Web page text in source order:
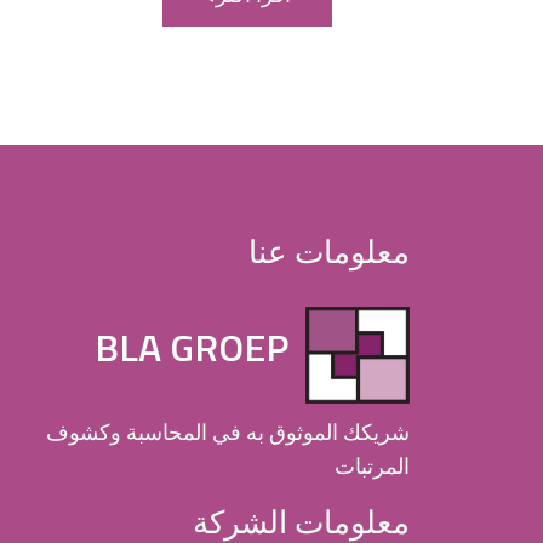
معلومات عنا
BLA GROEP
شريكك الموثوق به في المحاسبة وكشوف
المرتبات
معلومات الشركة